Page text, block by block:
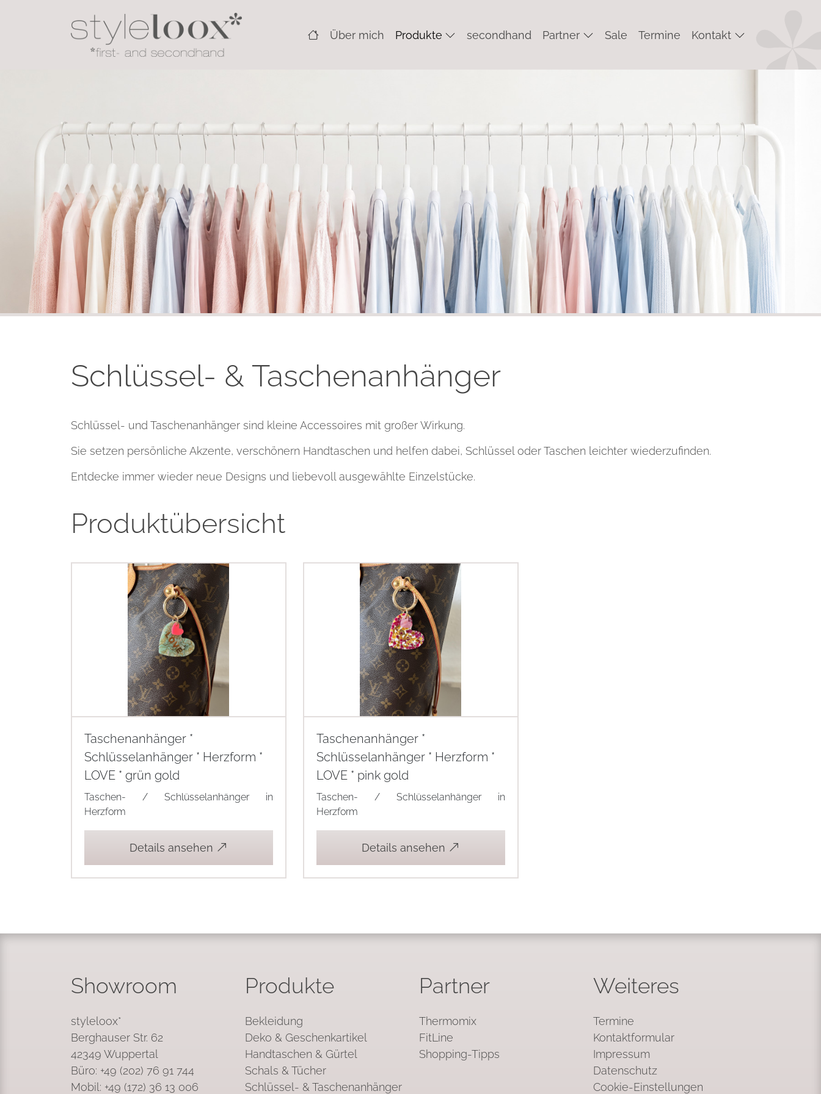
Über mich Produkte secondhand Partner Sale Termine Kontakt
Schlüssel- & Taschenanhänger
Schlüssel- und Taschenanhänger sind kleine Accessoires mit großer Wirkung.
Sie setzen persönliche Akzente, verschönern Handtaschen und helfen dabei, Schlüssel oder Taschen leichter wiederzufinden.
Entdecke immer wieder neue Designs und liebevoll ausgewählte Einzelstücke.
Produktübersicht
Taschenanhänger *
Schlüsselanhänger * Herzform *
LOVE * grün gold
Taschen- / Schlüsselanhänger in
Herzform
Details ansehen
Taschenanhänger *
Schlüsselanhänger * Herzform *
LOVE * pink gold
Taschen- / Schlüsselanhänger in
Herzform
Details ansehen
Showroom
styleloox*
Berghauser Str. 62
42349 Wuppertal
Büro: +49 (202) 76 91 744
Mobil: +49 (172) 36 13 006
Produkte
Bekleidung
Deko & Geschenkartikel
Handtaschen & Gürtel
Schals & Tücher
Schlüssel- & Taschenanhänger
Partner
Thermomix
FitLine
Shopping-Tipps
Weiteres
Termine
Kontaktformular
Impressum
Datenschutz
Cookie-Einstellungen